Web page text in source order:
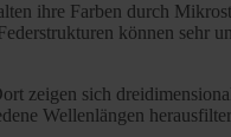
ihre Farben durch
können sehr
zeigen sich
Wellenlängen